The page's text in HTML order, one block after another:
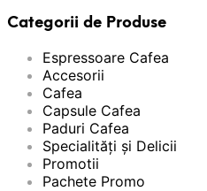
Categorii de Produse
Espressoare Cafea
Accesorii
Cafea
Capsule Cafea
Paduri Cafea
Specialități și Delicii
Promotii
Pachete Promo